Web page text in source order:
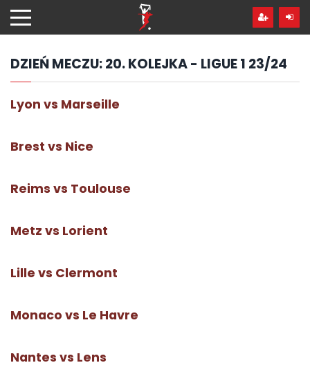
hdo
treści
DZIEŃ MECZU:20. KOLEJKA - LIGUE 1 23/24
Lyon vs Marseille
Brest vs Nice
Reims vs Toulouse
Metz vs Lorient
Lille vs Clermont
Monaco vs Le Havre
Nantes vs Lens